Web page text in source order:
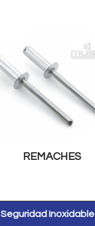
REMACHES
Seguridad Inoxidable